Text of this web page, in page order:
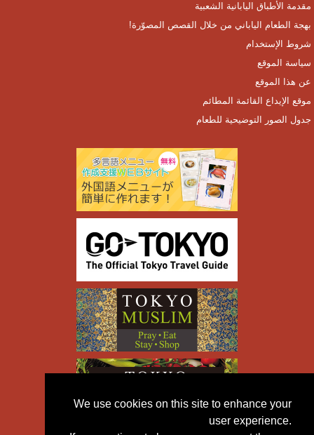
We use cookies on this site to enhance your
user experience.
مقدمة الأطباق اليابانية الشعبية
بهجة الطعام الياباني من خلال القصص المصوّرة!
شروط الإستخدام
سياسة الموقع
عن هذا الموقع
موقع الإيداع القائمة المطائم
جدول الصور التوضيحية للطعام